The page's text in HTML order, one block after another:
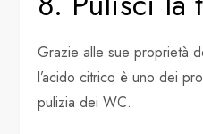
Grazie alle sue proprietà
l’acido citrico è uno dei
pulizia dei WC.